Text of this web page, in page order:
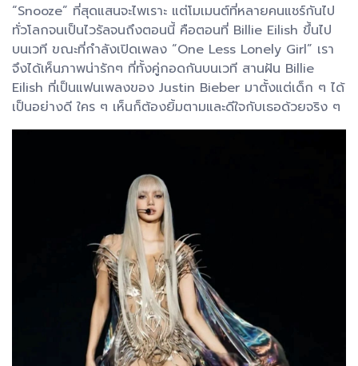
“Snooze” ที่สุดแสนจะไพเราะ แต่โมเมนต์ที่หลายคนแชร์กันไป
ทั่วโลกจนเป็นไวรัลจนถึงตอนนี้ คือตอนที่ Billie Eilish ขึ้นไป
บนเวที ขณะที่กำลังเปิดเพลง “One Less Lonely Girl” เรา
จึงได้เห็นภาพน่ารักๆ ที่ทั้งคู่กอดกันบนเวที สานฝัน Billie
Eilish ที่เป็นแฟนเพลงของ Justin Bieber มาตั้งแต่เด็ก ๆ ได้
เป็นอย่างดี ใคร ๆ เห็นก็ต้องยิ้มตามและดีใจกับเธอด้วยจริง ๆ